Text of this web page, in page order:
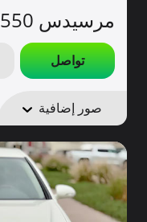
مرسيدس S550 للبيع
تواصل
صور إضافية